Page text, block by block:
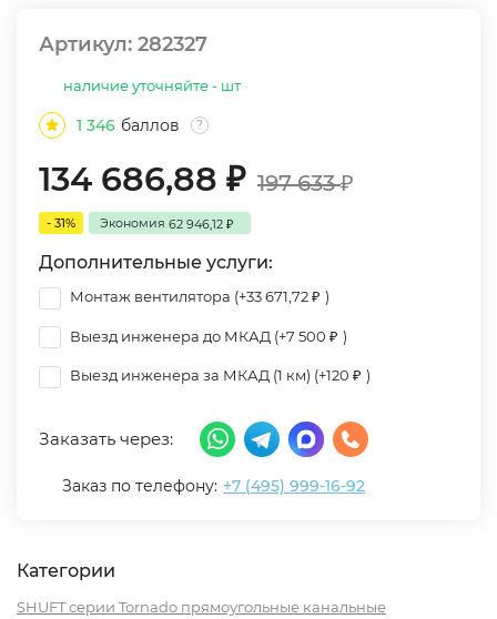
Артикул: 282327
наличие уточняйте - шт
1 346 баллов ?
134 686,88 ₽ 197 633₽
- 31% Экономия 62 946,12 ₽
Дополнительные услуги:
Монтаж вентилятора (+33 671,72 ₽ )
Выезд инженера до МКАД (+7 500 ₽ )
Выезд инженера за МКАД (1 км) (+120 ₽ )
Заказать через:
Заказ по телефону: +7 (495) 999-16-92
Категории
SHUFT серии Tornado прямоугольные канальные